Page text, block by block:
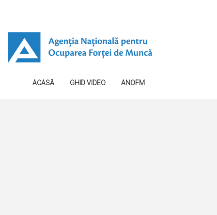
ACASĂ GHID VIDEO ANOFM